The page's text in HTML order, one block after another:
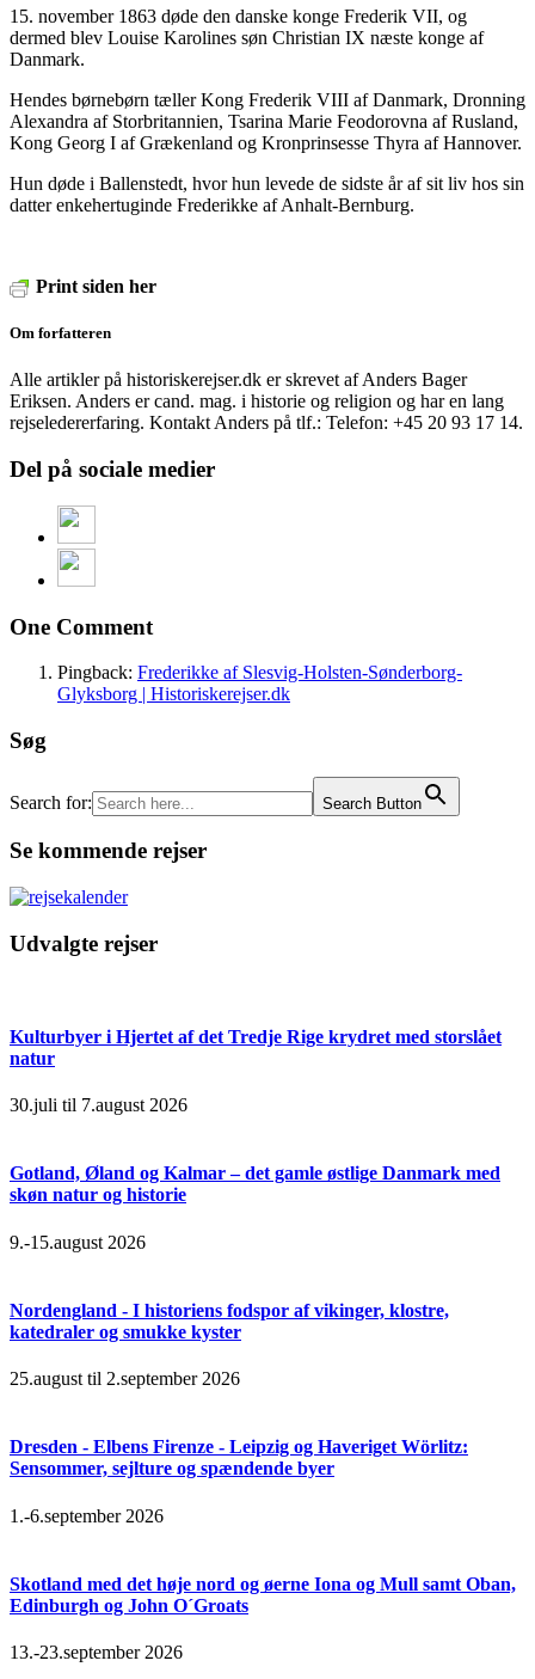
15. november 1863 døde den danske konge Frederik VII, og
dermed blev Louise Karolines søn Christian IX næste konge af
Danmark.
Hendes børnebørn tæller Kong Frederik VIII af Danmark, Dronning
Alexandra af Storbritannien, Tsarina Marie Feodorovna af Rusland,
Kong Georg I af Grækenland og Kronprinsesse Thyra af Hannover.
Hun døde i Ballenstedt, hvor hun levede de sidste år af sit liv hos sin
datter enkehertuginde Frederikke af Anhalt-Bernburg.
Print siden her
Om forfatteren
Alle artikler på historiskerejser.dk er skrevet af Anders Bager
Eriksen. Anders er cand. mag. i historie og religion og har en lang
rejseledererfaring. Kontakt Anders på tlf.: Telefon: +45 20 93 17 14.
Del på sociale medier
One Comment
Pingback: Frederikke af Slesvig-Holsten-Sønderborg-
Glyksborg | Historiskerejser.dk
Søg
Search for: Search Button
Se kommende rejser
Udvalgte rejser
Kulturbyer i Hjertet af det Tredje Rige krydret med storslået
natur
30.juli til 7.august 2026
Gotland, Øland og Kalmar – det gamle østlige Danmark med
skøn natur og historie
9.-15.august 2026
Nordengland - I historiens fodspor af vikinger, klostre,
katedraler og smukke kyster
25.august til 2.september 2026
Dresden - Elbens Firenze - Leipzig og Haveriget Wörlitz:
Sensommer, sejlture og spændende byer
1.-6.september 2026
Skotland med det høje nord og øerne Iona og Mull samt Oban,
Edinburgh og John O´Groats
13.-23.september 2026